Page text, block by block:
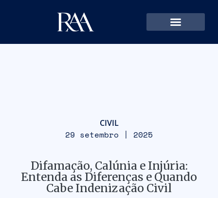
CIVIL
29 setembro | 2025
Difamação, Calúnia e Injúria:
Entenda as Diferenças e Quando
Cabe Indenização Civil